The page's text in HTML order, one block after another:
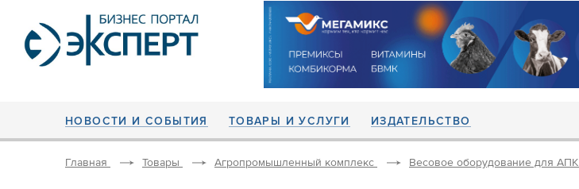
НОВОСТИ И СОБЫТИЯ ТОВАРЫ И УСЛУГИ ИЗДАТЕЛЬСТВО
Главная Товары Агропромышленный комплекс Весовое оборудование для АПК